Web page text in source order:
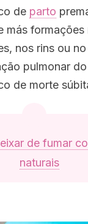
de parto
más formações
nos rins ou
pulmonar
de morte
de fumar
naturais